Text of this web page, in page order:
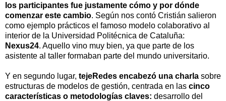
los participantes fue justamente cómo y por dónde
comenzar este cambio. Según nos contó Cristián salieron
como ejemplo prácticos el famoso modelo colaborativo al
interior de la Universidad Politécnica de Cataluña:
Nexus24. Aquello vino muy bien, ya que parte de los
asistente al taller formaban parte del mundo universitario.
Y en segundo lugar, tejeRedes encabezó una charla sobre
estructuras de modelos de gestión, centrada en las cinco
características o metodologías claves: desarrollo del